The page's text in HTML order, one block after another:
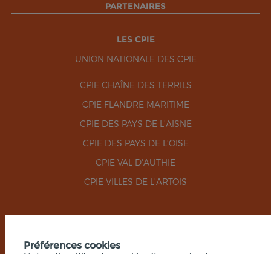
PARTENAIRES
LES CPIE
UNION NATIONALE DES CPIE
CPIE CHAÎNE DES TERRILS
CPIE FLANDRE MARITIME
CPIE DES PAYS DE L'AISNE
CPIE DES PAYS DE L'OISE
CPIE VAL D'AUTHIE
CPIE VILLES DE L'ARTOIS
Préférences cookies